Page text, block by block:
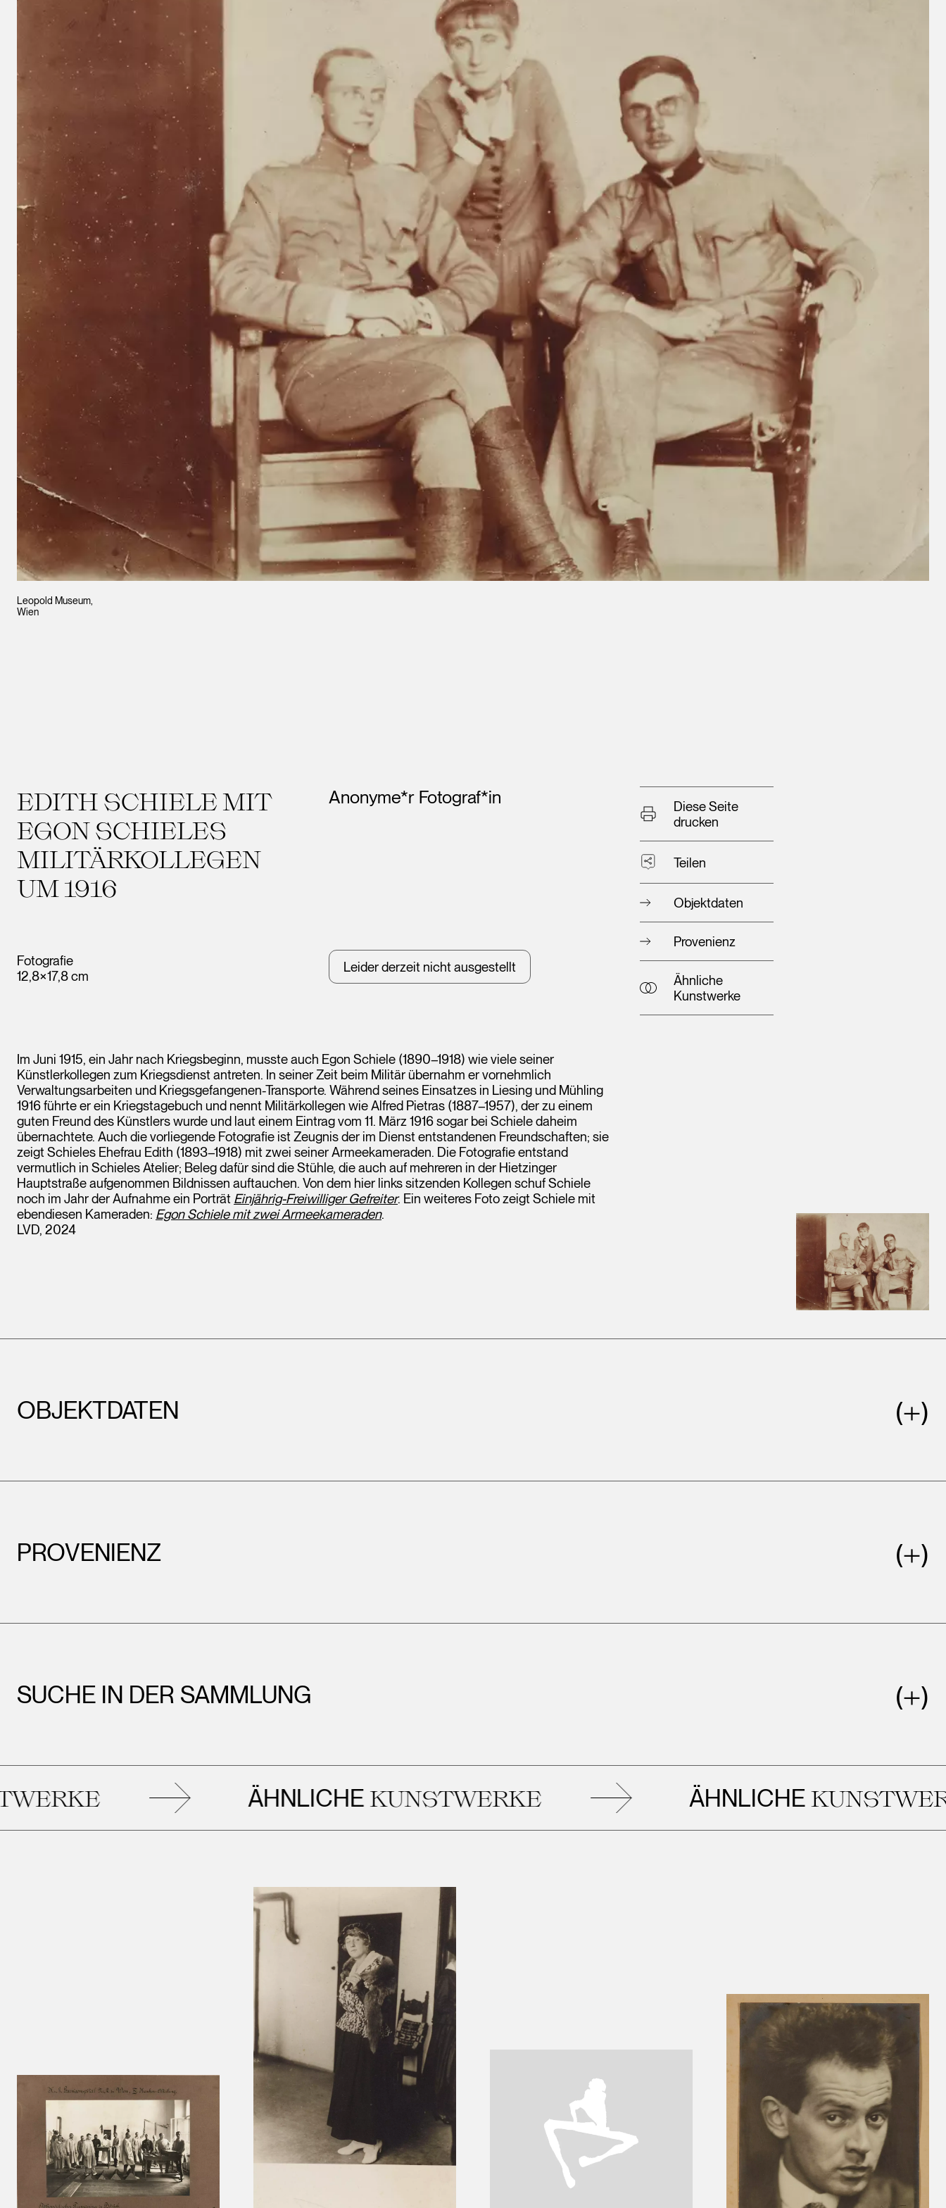
Leopold Museum,
Wien
EDITH SCHIELE MIT
EGON SCHIELES
MILITÄRKOLLEGEN
UM 1916
Fotografie
12,8×17,8 cm
Künstler*innen
Anonyme*r Fotograf*in
Leider derzeit nicht ausgestellt
Diese Seite
drucken
Teilen
Objektdaten
Provenienz
Ähnliche
Kunstwerke
Im Juni 1915, ein Jahr nach Kriegsbeginn, musste auch Egon Schiele (1890–1918) wie viele seiner
Künstlerkollegen zum Kriegsdienst antreten. In seiner Zeit beim Militär übernahm er vornehmlich
Verwaltungsarbeiten und Kriegsgefangenen-Transporte. Während seines Einsatzes in Liesing und Mühling
1916 führte er ein Kriegstagebuch und nennt Militärkollegen wie Alfred Pietras (1887–1957), der zu einem
guten Freund des Künstlers wurde und laut einem Eintrag vom 11. März 1916 sogar bei Schiele daheim
übernachtete. Auch die vorliegende Fotografie ist Zeugnis der im Dienst entstandenen Freundschaften; sie
zeigt Schieles Ehefrau Edith (1893–1918) mit zwei seiner Armeekameraden. Die Fotografie entstand
vermutlich in Schieles Atelier; Beleg dafür sind die Stühle, die auch auf mehreren in der Hietzinger
Hauptstraße aufgenommen Bildnissen auftauchen. Von dem hier links sitzenden Kollegen schuf Schiele
noch im Jahr der Aufnahme ein Porträt Einjährig-Freiwilliger Gefreiter. Ein weiteres Foto zeigt Schiele mit
ebendiesen Kameraden: Egon Schiele mit zwei Armeekameraden.
LVD, 2024
OBJEKTDATEN
PROVENIENZ
SUCHE IN DER SAMMLUNG
ÄHNLICHEKUNSTWERKE ÄHNLICHEKUNSTWERKE